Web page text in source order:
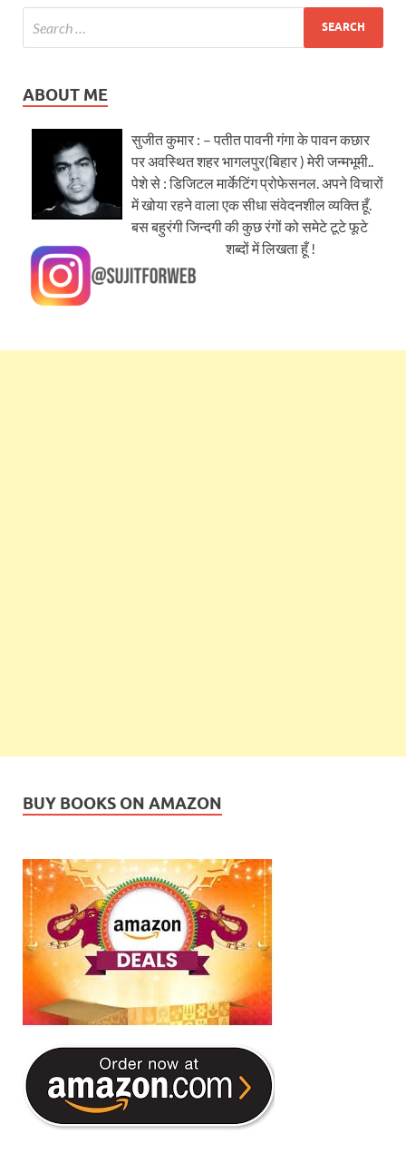
ABOUT ME
सुजीत कुमार : – पतीत पावनी गंगा के पावन कछार
पर अवस्थित शहर भागलपुर(बिहार ) मेरी जन्मभूमी..
पेशे से : डिजिटल मार्केटिंग प्रोफेसनल. अपने विचारों
में खोया रहने वाला एक सीधा संवेदनशील व्यक्ति हूँ.
बस बहुरंगी जिन्दगी की कुछ रंगों को समेटे टूटे फूटे
शब्दों में लिखता हूँ !
BUY BOOKS ON AMAZON